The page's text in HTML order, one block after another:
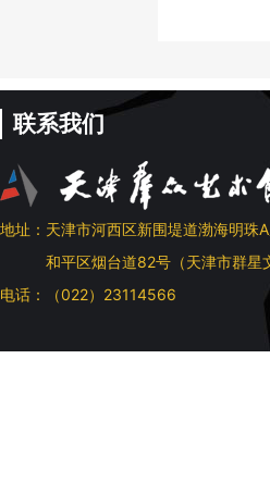
联系我们
地址：天津市河西区新围堤道渤海
和平区烟台道82号（天津市群星文
电话：（022）23114566